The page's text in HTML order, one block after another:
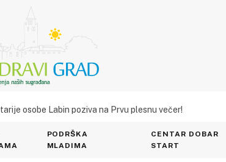
osobe Labin poziva na Prvu plesnu večer!
PODRŠKA
MLADIMA
CENTAR DOBAR
START
kviz na temu